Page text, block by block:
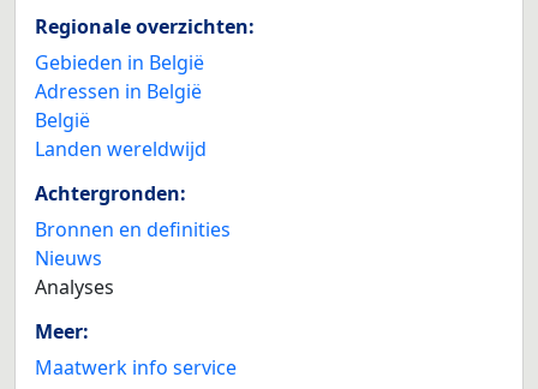
Regionale overzichten:
Gebieden in België
Adressen in België
België
Landen wereldwijd
Achtergronden:
Bronnen en definities
Nieuws
Analyses
Meer:
Maatwerk info service